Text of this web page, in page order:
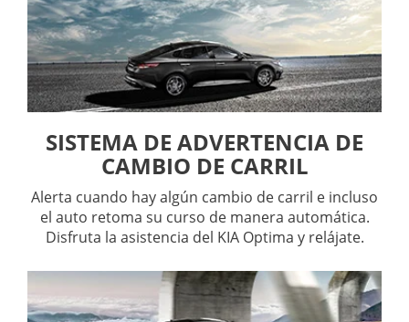
SISTEMA DE ADVERTENCIA DE
CAMBIO DE CARRIL
Alerta cuando hay algún cambio de carril e incluso
el auto retoma su curso de manera automática.
Disfruta la asistencia del KIA Optima y relájate.